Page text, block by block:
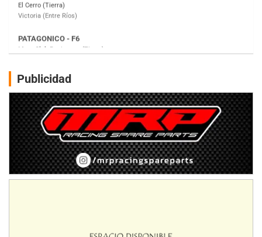
Gral. E. Godoy (Río Negro)
Juventud Unida (Tierra)
Humboldt (Santa Fe)
Ciudad de Avellaneda (Asfalto)
Avellaneda (Santa Fe)
SUR SANTAFESINO - F4
José Samuel Sánchez (Tierra)
Rufino (Santa Fe)
TUCUMANO - F5
Juan Navarro (Asfalto)
El Timbó (Tucumán)
Publicidad